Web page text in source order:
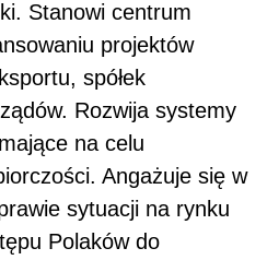
Stanowi centrum
projektów
spółek
Rozwija systemy
na celu
Angażuje się w
sytuacji na rynku
Polaków do